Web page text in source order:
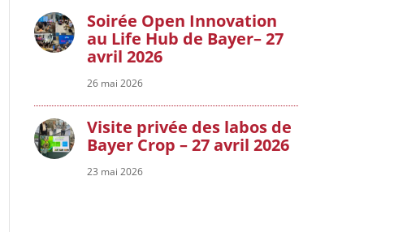
Soirée Open Innovation
au Life Hub de Bayer– 27
avril 2026
26 mai 2026
Visite privée des labos de
Bayer Crop – 27 avril 2026
23 mai 2026